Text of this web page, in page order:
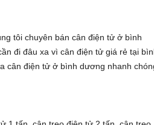
tôi chuyên bán cân điện tử ở bình
đi đâu xa vìcân điện tử giá rẻ tại
cân điện tử ở bình dương nhanh